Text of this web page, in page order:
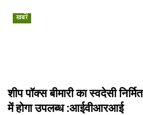
खबरें
शीप पॉक्स बीमारी का स्वदेसी
में होगा उपलब्ध :आईवीआरआई